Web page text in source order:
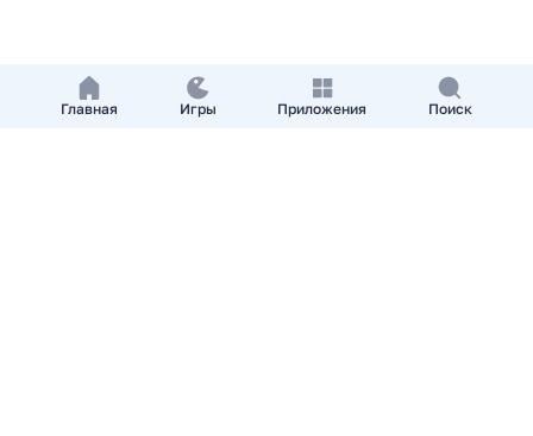
Главная Игры Приложения Поиск